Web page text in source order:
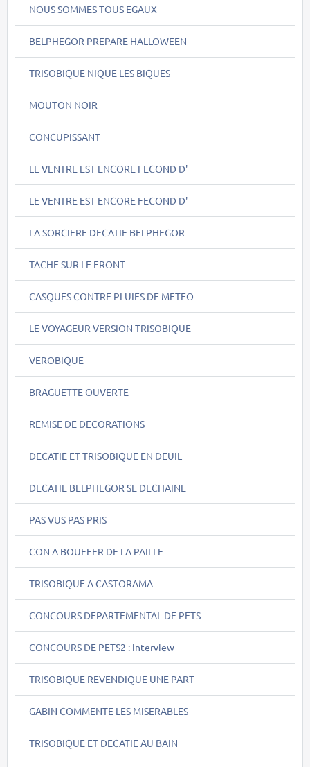
NOUS SOMMES TOUS EGAUX
BELPHEGOR PREPARE HALLOWEEN
TRISOBIQUE NIQUE LES BIQUES
MOUTON NOIR
CONCUPISSANT
LE VENTRE EST ENCORE FECOND D'
LE VENTRE EST ENCORE FECOND D'
LA SORCIERE DECATIE BELPHEGOR
TACHE SUR LE FRONT
CASQUES CONTRE PLUIES DE METEO
LE VOYAGEUR VERSION TRISOBIQUE
VEROBIQUE
BRAGUETTE OUVERTE
REMISE DE DECORATIONS
DECATIE ET TRISOBIQUE EN DEUIL
DECATIE BELPHEGOR SE DECHAINE
PAS VUS PAS PRIS
CON A BOUFFER DE LA PAILLE
TRISOBIQUE A CASTORAMA
CONCOURS DEPARTEMENTAL DE PETS
CONCOURS DE PETS2 : interview
TRISOBIQUE REVENDIQUE UNE PART
GABIN COMMENTE LES MISERABLES
TRISOBIQUE ET DECATIE AU BAIN